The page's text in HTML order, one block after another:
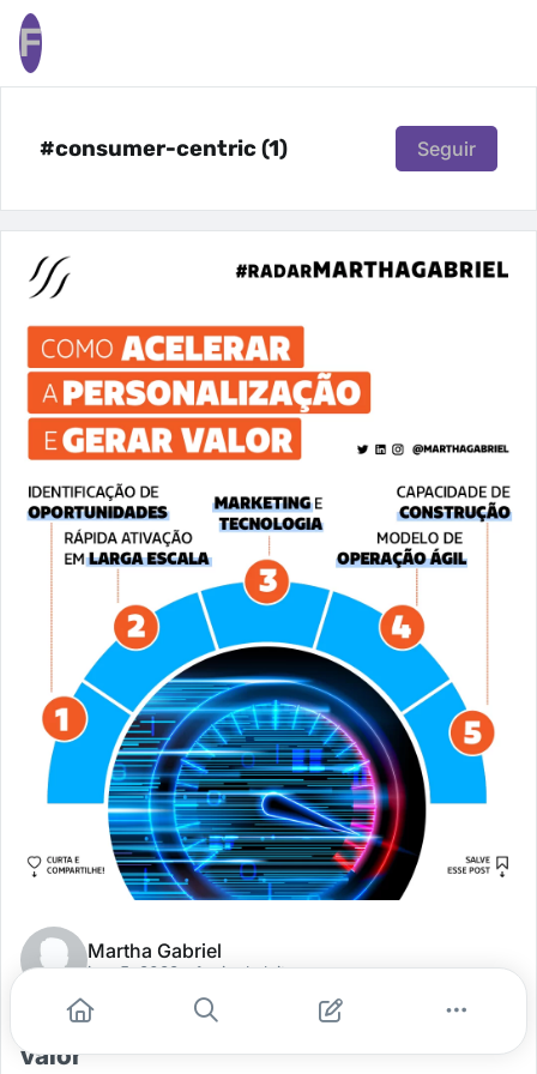
F
#consumer-centric (1) Seguir
Martha Gabriel
jan. 5, 2022- 1 min de leitura
Como acelerar a personalização e gerar
valor